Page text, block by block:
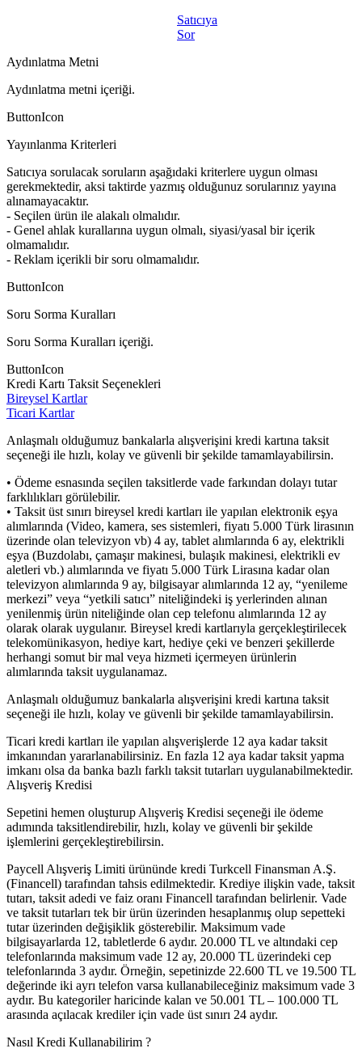
Satıcıya
Sor
Aydınlatma Metni
Aydınlatma metni içeriği.
ButtonIcon
Yayınlanma Kriterleri
Satıcıya sorulacak soruların aşağıdaki kriterlere uygun olması
gerekmektedir, aksi taktirde yazmış olduğunuz sorularınız yayına
alınamayacaktır.
- Seçilen ürün ile alakalı olmalıdır.
- Genel ahlak kurallarına uygun olmalı, siyasi/yasal bir içerik
olmamalıdır.
- Reklam içerikli bir soru olmamalıdır.
ButtonIcon
Soru Sorma Kuralları
Soru Sorma Kuralları içeriği.
ButtonIcon
Kredi Kartı Taksit Seçenekleri
Bireysel Kartlar
Ticari Kartlar
Anlaşmalı olduğumuz bankalarla alışverişini kredi kartına taksit
seçeneği ile hızlı, kolay ve güvenli bir şekilde tamamlayabilirsin.
• Ödeme esnasında seçilen taksitlerde vade farkından dolayı tutar
farklılıkları görülebilir.
• Taksit üst sınırı bireysel kredi kartları ile yapılan elektronik eşya
alımlarında (Video, kamera, ses sistemleri, fiyatı 5.000 Türk lirasının
üzerinde olan televizyon vb) 4 ay, tablet alımlarında 6 ay, elektrikli
eşya (Buzdolabı, çamaşır makinesi, bulaşık makinesi, elektrikli ev
aletleri vb.) alımlarında ve fiyatı 5.000 Türk Lirasına kadar olan
televizyon alımlarında 9 ay, bilgisayar alımlarında 12 ay, “yenileme
merkezi” veya “yetkili satıcı” niteliğindeki iş yerlerinden alınan
yenilenmiş ürün niteliğinde olan cep telefonu alımlarında 12 ay
olarak olarak uygulanır. Bireysel kredi kartlarıyla gerçekleştirilecek
telekomünikasyon, hediye kart, hediye çeki ve benzeri şekillerde
herhangi somut bir mal veya hizmeti içermeyen ürünlerin
alımlarında taksit uygulanamaz.
Anlaşmalı olduğumuz bankalarla alışverişini kredi kartına taksit
seçeneği ile hızlı, kolay ve güvenli bir şekilde tamamlayabilirsin.
Ticari kredi kartları ile yapılan alışverişlerde 12 aya kadar taksit
imkanından yararlanabilirsiniz. En fazla 12 aya kadar taksit yapma
imkanı olsa da banka bazlı farklı taksit tutarları uygulanabilmektedir.
Alışveriş Kredisi
Sepetini hemen oluşturup Alışveriş Kredisi seçeneği ile ödeme
adımında taksitlendirebilir, hızlı, kolay ve güvenli bir şekilde
işlemlerini gerçekleştirebilirsin.
Paycell Alışveriş Limiti ürününde kredi Turkcell Finansman A.Ş.
(Financell) tarafından tahsis edilmektedir. Krediye ilişkin vade, taksit
tutarı, taksit adedi ve faiz oranı Financell tarafından belirlenir. Vade
ve taksit tutarları tek bir ürün üzerinden hesaplanmış olup sepetteki
tutar üzerinden değişiklik gösterebilir. Maksimum vade
bilgisayarlarda 12, tabletlerde 6 aydır. 20.000 TL ve altındaki cep
telefonlarında maksimum vade 12 ay, 20.000 TL üzerindeki cep
telefonlarında 3 aydır. Örneğin, sepetinizde 22.600 TL ve 19.500 TL
değerinde iki ayrı telefon varsa kullanabileceğiniz maksimum vade 3
aydır. Bu kategoriler haricinde kalan ve 50.001 TL – 100.000 TL
arasında açılacak krediler için vade üst sınırı 24 aydır.
Nasıl Kredi Kullanabilirim ?